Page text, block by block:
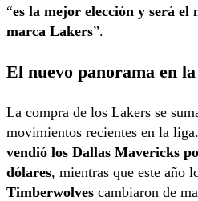
“es la mejor elección y será el
marca Lakers”.
El nuevo panorama en
La compra de los Lakers se
movimientos recientes en la
vendió los Dallas Mavericks
dólares, mientras que este año
Timberwolves cambiaron de